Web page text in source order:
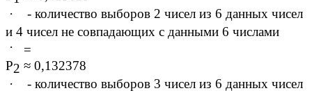
·
- количество выборов 2 чисел из 6 данных чисел
и 4 чисел не совпадающих с данными 6 числами
·
=
Р2 ≈ 0,132378
·
- количество выборов 3 чисел из 6 данных чисел